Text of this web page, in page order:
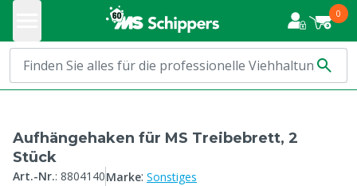
0
Aufhängehaken für MS Treibebrett, 2
Stück
Art.-Nr.: 8804140Marke: Sonstiges